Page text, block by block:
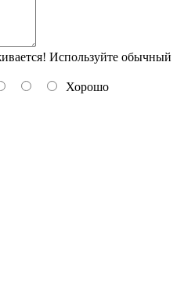
Используйте обычный
Хорошо